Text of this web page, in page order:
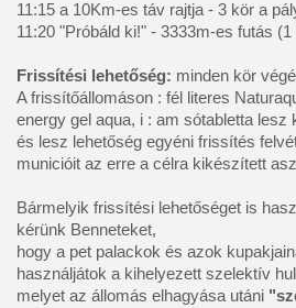
11:15 a 10Km-es táv rajtja - 3 kör a
11:20 "Próbáld ki!" - 3333m-es futás
Frissítési lehetőség: minden kör
A frissítőállomáson : fél literes
energy gel aqua, i : am sótabletta lesz
és lesz lehetőség egyéni frissítés
municióit az erre a célra kikészített
Bármelyik frissítési lehetőséget is
kérünk Benneteket,
hogy a pet palackok és azok
használjátok a kihelyezett szelektív
melyet az állomás elhagyása utáni